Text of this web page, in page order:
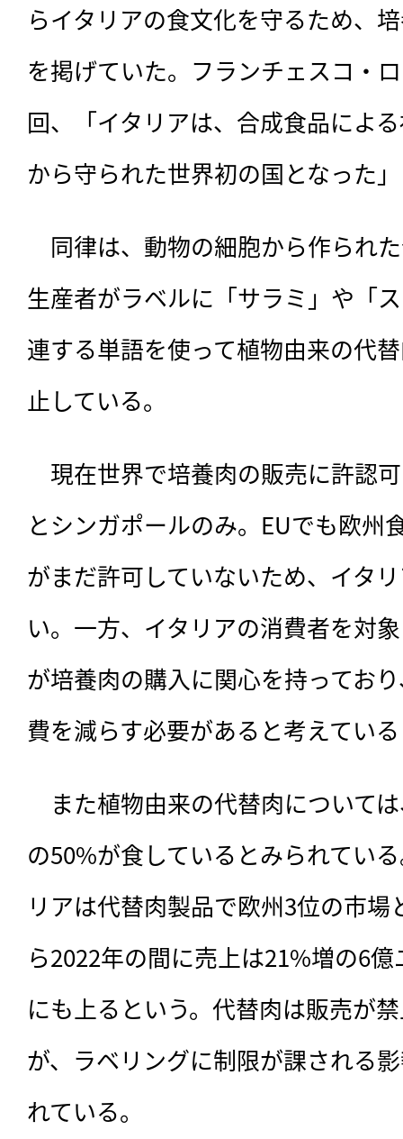
らイタリアの食文化を守るため、
を掲げていた。フランチェスコ・
回、「イタリアは、合成食品によ
から守られた世界初の国となった
同律は、動物の細胞から作られ
生産者がラベルに「サラミ」や「
連する単語を使って植物由来の代
止している。
現在世界で培養肉の販売に許認
とシンガポールのみ。EUでも欧州
がまだ許可していないため、イタ
い。一方、イタリアの消費者を対
が培養肉の購入に関心を持ってお
費を減らす必要があると考えてい
また植物由来の代替肉について
の50%が食しているとみられてい
リアは代替肉製品で欧州3位の市場
ら2022年の間に売上は21%増の6
にも上るという。代替肉は販売が
が、ラベリングに制限が課される
れている。